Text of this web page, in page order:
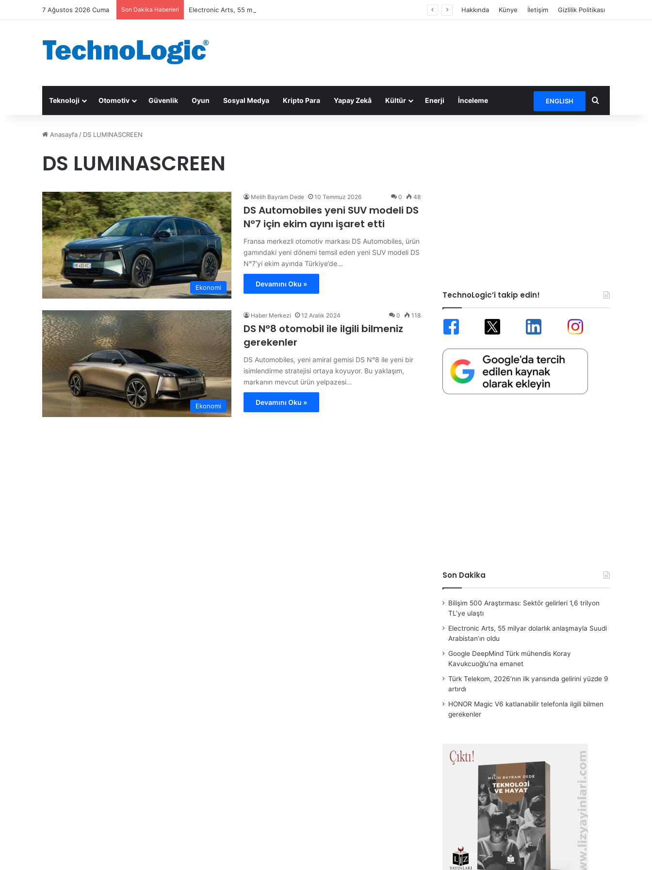
7 Ağustos 2026 Cuma Son Dakika Haberleri Electronic Arts, 55 milyar dolarlık anlaşmayla Suudi Arabistan’ın oldu Hakkında Künye İletişim Gizlilik Politikası
Teknoloji Otomotiv Güvenlik Oyun Sosyal Medya Kripto Para Yapay Zekâ Kültür Enerji İnceleme ENGLISH Arama yap ...
Anasayfa / DS LUMINASCREEN
DS LUMINASCREEN
Ekonomi
Melih Bayram Dede 10 Temmuz 2026 0 48
DS Automobiles yeni SUV modeli DS
N°7 için ekim ayını işaret etti
Fransa merkezli otomotiv markası DS Automobiles, ürün
gamındaki yeni dönemi temsil eden yeni SUV modeli DS
N°7’yi ekim ayında Türkiye’de…
Devamını Oku »
Ekonomi
Haber Merkezi 12 Aralık 2024 0 118
DS N°8 otomobil ile ilgili bilmeniz
gerekenler
DS Automobiles, yeni amiral gemisi DS N°8 ile yeni bir
isimlendirme stratejisi ortaya koyuyor. Bu yaklaşım,
markanın mevcut ürün yelpazesi…
Devamını Oku »
TechnoLogic’i takip edin!
Son Dakika
Bilişim 500 Araştırması: Sektör gelirleri 1,6 trilyon
TL’ye ulaştı
Electronic Arts, 55 milyar dolarlık anlaşmayla Suudi
Arabistan’ın oldu
Google DeepMind Türk mühendis Koray
Kavukcuoğlu’na emanet
Türk Telekom, 2026’nın ilk yarısında gelirini yüzde 9
artırdı
HONOR Magic V6 katlanabilir telefonla ilgili bilmen
gerekenler